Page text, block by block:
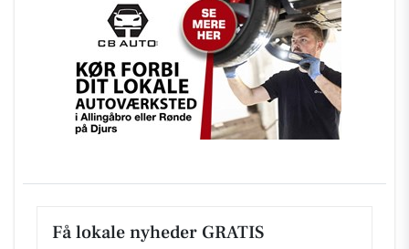
Få lokale nyheder GRATIS